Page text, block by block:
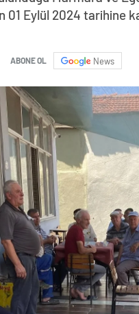
01 Eylül 2024
ABONE OL News